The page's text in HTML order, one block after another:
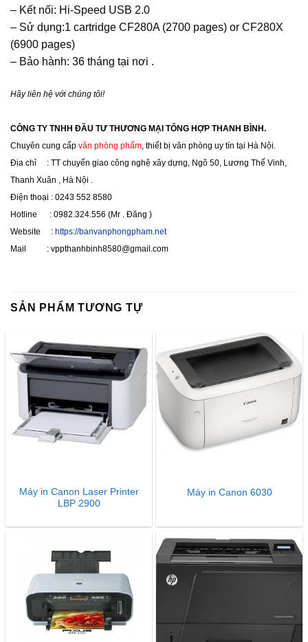
– Kết nối: Hi-Speed USB 2.0
– Sử dụng:1 cartridge CF280A (2700 pages) or CF280X
(6900 pages)
– Bảo hành: 36 tháng tại nơi .
Hãy liên hệ với chúng tôi!
CÔNG TY TNHH ĐẦU TƯ THƯƠNG MẠI TỔNG HỢP THANH BÌNH.
Chuyên cung cấp văn phòng phẩm, thiết bị văn phòng uy tín tại Hà Nội.
Địa chỉ : TT chuyển giao công nghệ xây dựng, Ngõ 50, Lương Thế Vinh,
Thanh Xuân , Hà Nội .
Điện thoại : 0243 552 8580
Hotline : 0982.324.556 (Mr . Đăng )
Website : https://banvanphongpham.net
Mail : vppthanhbinh8580@gmail.com
SẢN PHẨM TƯƠNG TỰ
Máy in Canon Laser Printer
LBP 2900
Máy in Canon 6030